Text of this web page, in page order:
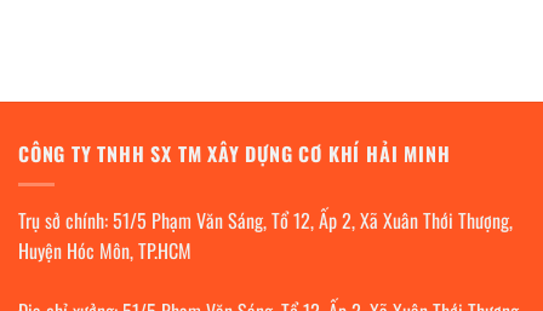
CÔNG TY TNHH SX TM XÂY DỰNG CƠ KHÍ HẢI MINH
Trụ sở chính: 51/5 Phạm Văn Sáng, Tổ 12, Ấp 2, Xã Xuân Thới Thượng,
Huyện Hóc Môn, TP.HCM